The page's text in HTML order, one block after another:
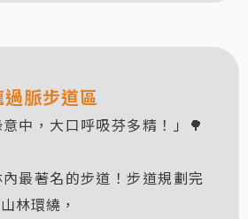
過脈步道區
意中，大口呼吸芬多精！」🌳
最著名的步道！步道規劃完
林環繞，